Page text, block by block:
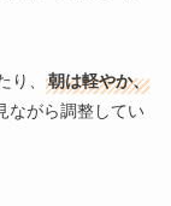
り、 朝は軽やか、
ながら調整してい